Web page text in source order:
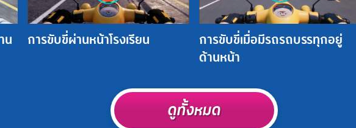
น
การขับขี่ผ่านหน้าโรงเรียน
การขับขี่เมื่อมีรถรถบรรทุกอยู่
ด้านหน้า
ดูทั้งหมด